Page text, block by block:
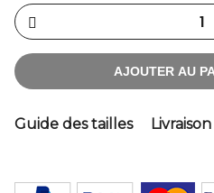
AJOUTER AU
Guide des tailles